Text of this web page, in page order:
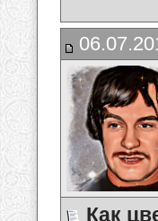
Как